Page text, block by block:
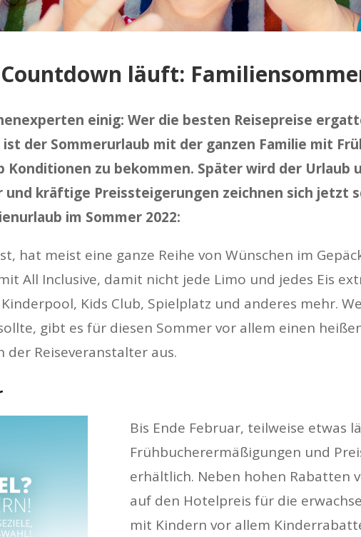
läuft:
einig: Wer die besten Reisepreise
der Sommerurlaub mit der ganzen Familie mit
Konditionen zu bekommen. Später wird der Urlaub
kräftige Preissteigerungen zeichnen sich jetzt
im Sommer 2022:
hat meist eine ganze Reihe von Wünschen im
All Inclusive, damit nicht jede Limo und jedes Eis
Kids Club, Spielplatz und anderes mehr.
gibt es für diesen Sommer vor allem einen
der Reiseveranstalter aus.
Bis Ende Februar, teilweise etwas
Frühbucherermäßigungen und
erhältlich. Neben hohen Rabatten
auf den Hotelpreis für die
mit Kindern vor allem